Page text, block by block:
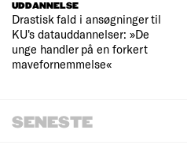
UDDANNELSE
Drastisk fald i ansøgninger til
KU's datauddannelser: »De
unge handler på en forkert
mavefornemmelse«
SENESTE